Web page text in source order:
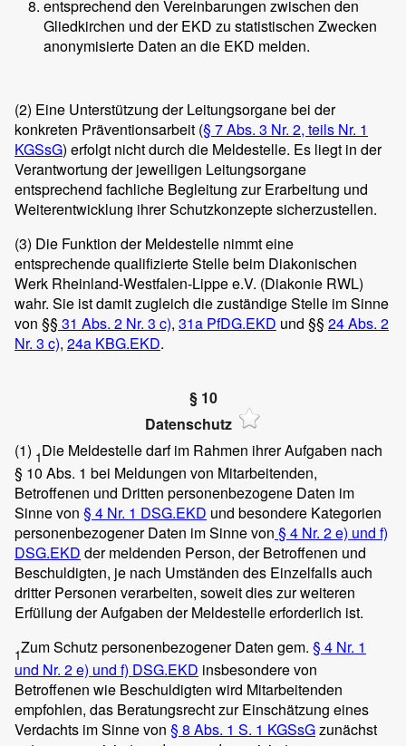
entsprechend den Vereinbarungen zwischen den
Gliedkirchen und der EKD zu statistischen Zwecken
anonymisierte Daten an die EKD melden.
(2) Eine Unterstützung der Leitungsorgane bei der
konkreten Präventionsarbeit (§ 7 Abs. 3 Nr. 2, teils Nr. 1
KGSsG) erfolgt nicht durch die Meldestelle. Es liegt in der
Verantwortung der jeweiligen Leitungsorgane
entsprechend fachliche Begleitung zur Erarbeitung und
Weiterentwicklung ihrer Schutzkonzepte sicherzustellen.
(3) Die Funktion der Meldestelle nimmt eine
entsprechende qualifizierte Stelle beim Diakonischen
Werk Rheinland-Westfalen-Lippe e.V. (Diakonie RWL)
wahr. Sie ist damit zugleich die zuständige Stelle im Sinne
von §§ 31 Abs. 2 Nr. 3 c), 31a PfDG.EKD und §§ 24 Abs. 2
Nr. 3 c), 24a KBG.EKD.
§ 10
Datenschutz
(1) 1Die Meldestelle darf im Rahmen ihrer Aufgaben nach
§ 10 Abs. 1 bei Meldungen von Mitarbeitenden,
Betroffenen und Dritten personenbezogene Daten im
Sinne von § 4 Nr. 1 DSG.EKD und besondere Kategorien
personenbezogener Daten im Sinne von § 4 Nr. 2 e) und f)
DSG.EKD der meldenden Person, der Betroffenen und
Beschuldigten, je nach Umständen des Einzelfalls auch
dritter Personen verarbeiten, soweit dies zur weiteren
Erfüllung der Aufgaben der Meldestelle erforderlich ist.
1Zum Schutz personenbezogener Daten gem. § 4 Nr. 1
und Nr. 2 e) und f) DSG.EKD insbesondere von
Betroffenen wie Beschuldigten wird Mitarbeitenden
empfohlen, das Beratungsrecht zur Einschätzung eines
Verdachts im Sinne von § 8 Abs. 1 S. 1 KGSsGzunächst